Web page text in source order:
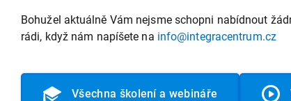
Bohužel aktuálně Vám nejsme schopni nabídnout
rádi, když nám napíšete na info@integracentrum.cz
Všechna školení a webináře